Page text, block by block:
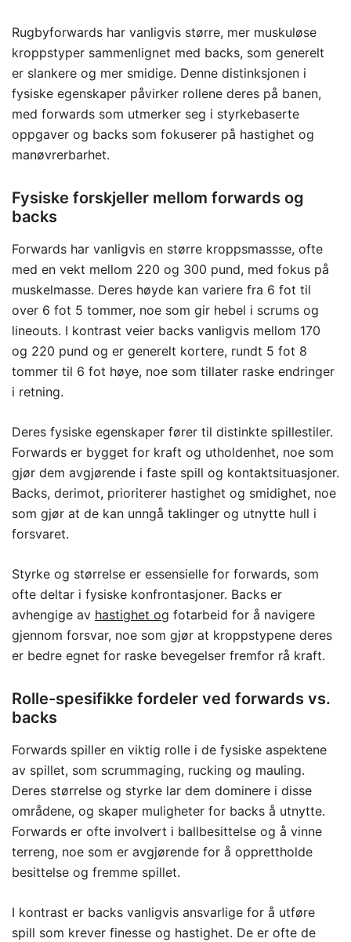
Rugbyforwards har vanligvis større, mer muskuløse
kroppstyper sammenlignet med backs, som generelt
er slankere og mer smidige. Denne distinksjonen i
fysiske egenskaper påvirker rollene deres på banen,
med forwards som utmerker seg i styrkebaserte
oppgaver og backs som fokuserer på hastighet og
manøvrerbarhet.
Fysiske forskjeller mellom forwards og
backs
Forwards har vanligvis en større kroppsmassse, ofte
med en vekt mellom 220 og 300 pund, med fokus på
muskelmasse. Deres høyde kan variere fra 6 fot til
over 6 fot 5 tommer, noe som gir hebel i scrums og
lineouts. I kontrast veier backs vanligvis mellom 170
og 220 pund og er generelt kortere, rundt 5 fot 8
tommer til 6 fot høye, noe som tillater raske endringer
i retning.
Deres fysiske egenskaper fører til distinkte spillestiler.
Forwards er bygget for kraft og utholdenhet, noe som
gjør dem avgjørende i faste spill og kontaktsituasjoner.
Backs, derimot, prioriterer hastighet og smidighet, noe
som gjør at de kan unngå taklinger og utnytte hull i
forsvaret.
Styrke og størrelse er essensielle for forwards, som
ofte deltar i fysiske konfrontasjoner. Backs er
avhengige av hastighet og fotarbeid for å navigere
gjennom forsvar, noe som gjør at kroppstypene deres
er bedre egnet for raske bevegelser fremfor rå kraft.
Rolle-spesifikke fordeler ved forwards vs.
backs
Forwards spiller en viktig rolle i de fysiske aspektene
av spillet, som scrummaging, rucking og mauling.
Deres størrelse og styrke lar dem dominere i disse
områdene, og skaper muligheter for backs å utnytte.
Forwards er ofte involvert i ballbesittelse og å vinne
terreng, noe som er avgjørende for å opprettholde
besittelse og fremme spillet.
I kontrast er backs vanligvis ansvarlige for å utføre
spill som krever finesse og hastighet. De er ofte de